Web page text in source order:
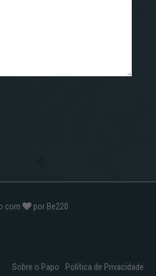
com por Be220
Sobre o Papo Política de Privacidade